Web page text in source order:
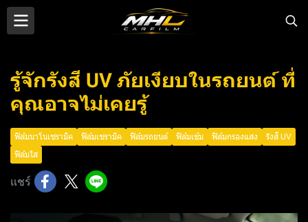
รู้จักรังสี UV ภัยเงียบในรถยนต์ ที่
คุณอาจไม่เคยรู้
ฟิล์มนาโนเซรามิค ฟิล์มเซรามิค ฟิล์มรถยนต์ ฟิล์มเข้ม ฟิล์มกรองแสง
รังสี UV
ฟิล์มใส
แชร์